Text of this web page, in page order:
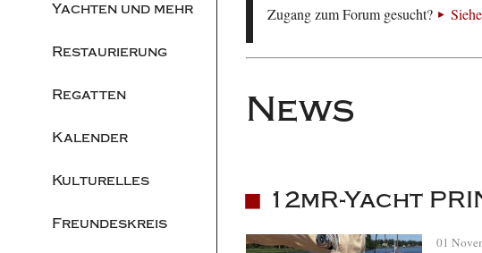
Yachten und mehr
Restaurierung
Regatten
Kalender
Kulturelles
Freundeskreis
Zugang zum Forum gesucht?
News
12mR-Yacht
01